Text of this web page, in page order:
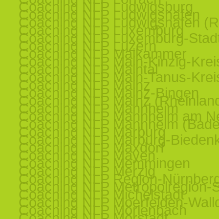
Coaching NLP Ludwigsburg
Coaching NLP Ludwigshafen
Coaching NLP Ludwigshafen
Coaching NLP Luxemburg
Coaching NLP Luxemburg-
Coaching NLP Luzern
Coaching NLP Maikammer
Coaching NLP Main-Kinzig-
Coaching NLP Maintal
Coaching NLP Main-Tanus-
Coaching NLP Mainz
Coaching NLP Mainz-Bingen
Coaching NLP Mainz
Coaching NLP Mannheim
Coaching NLP Mannheim am
Coaching NLP Mannheim
Coaching NLP Marburg
Coaching NLP Marburg-
Coaching NLP Maxdorf
Coaching NLP Mayen
Coaching NLP Memmingen
Coaching NLP Merzig
Coaching NLP Region-
Coaching NLP Metropolregion-
Coaching NLP Michelstadt
Coaching NLP Moerfelden-
Coaching NLP Mörlenbach